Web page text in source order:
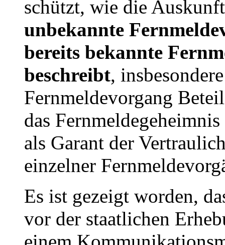
schützt, wie die
unbekannte
bereits bekannte
beschreibt,
Fernmeldevorgang
das
als Garant der
einzelner
Es ist gezeigt worden,
vor der staatlichen